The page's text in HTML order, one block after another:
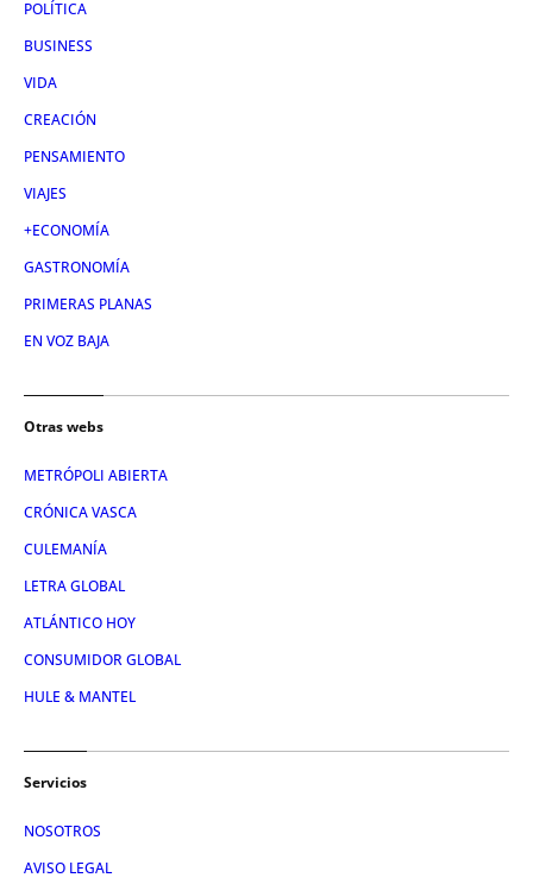
POLÍTICA
BUSINESS
VIDA
CREACIÓN
PENSAMIENTO
VIAJES
+ECONOMÍA
GASTRONOMÍA
PRIMERAS PLANAS
EN VOZ BAJA
Otras webs
METRÓPOLI ABIERTA
CRÓNICA VASCA
CULEMANÍA
LETRA GLOBAL
ATLÁNTICO HOY
CONSUMIDOR GLOBAL
HULE & MANTEL
Servicios
NOSOTROS
AVISO LEGAL